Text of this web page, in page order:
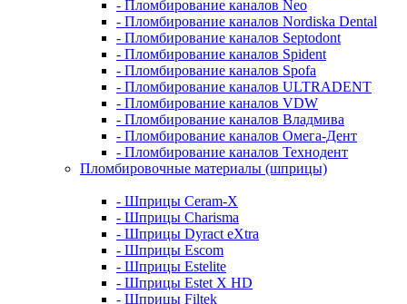
- Пломбирование каналов Neo
- Пломбирование каналов Nordiska Dental
- Пломбирование каналов Septodont
- Пломбирование каналов Spident
- Пломбирование каналов Spofa
- Пломбирование каналов ULTRADENT
- Пломбирование каналов VDW
- Пломбирование каналов Владмива
- Пломбирование каналов Омега-Дент
- Пломбирование каналов Технодент
Пломбировочные материалы (шприцы)
- Шприцы Ceram-X
- Шприцы Charisma
- Шприцы Dyract eXtra
- Шприцы Escom
- Шприцы Estelite
- Шприцы Estet X HD
- Шприцы Filtek